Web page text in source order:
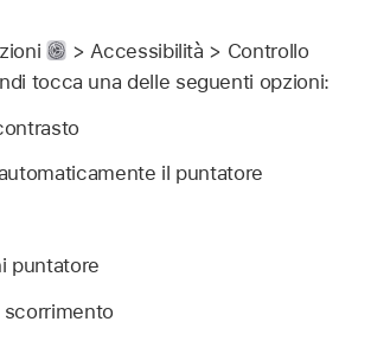
> Accessibilità > Controllo
tocca una delle seguenti opzioni:
il puntatore
puntatore
scorrimento